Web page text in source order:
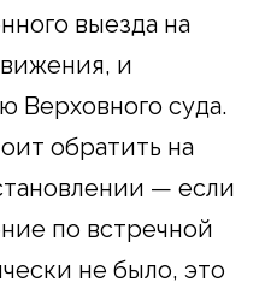
выезда на
и
Верховного суда.
обратить на
— если
по встречной
не было, это